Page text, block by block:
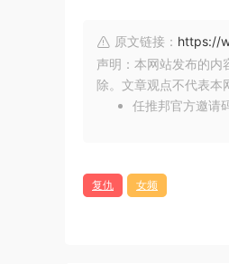
原文链接： https://
声明：本网站发布的内
除。文章观点不代表本
任推邦官方邀请
复仇 女频